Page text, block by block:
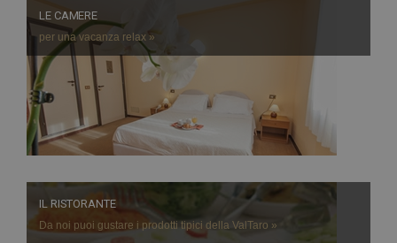
LE CAMERE
per una vacanza relax »
IL RISTORANTE
Da noi puoi gustare i prodotti tipici della ValTaro »